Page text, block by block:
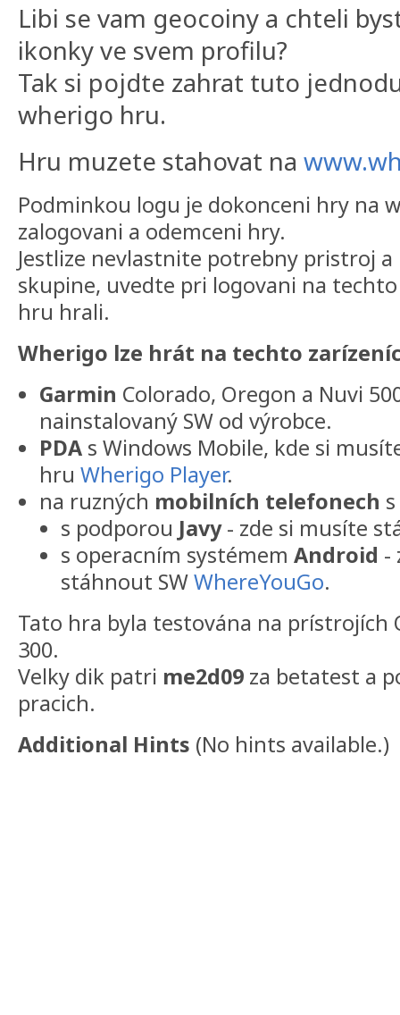
Libi se vam geocoiny a chteli
ikonky ve svem profilu?
Tak si pojdte zahrat tuto
wherigo hru.
Hru muzete stahovat na
Podminkou logu je dokonceni hry na
zalogovani a odemceni hry.
Jestlize nevlastnite potrebny pristroj
skupine, uvedte pri logovani na
hru hrali.
Wherigo lze hrát na techto
Garmin Colorado, Oregon a Nuvi
nainstalovaný SW od výrobce.
PDA s Windows Mobile, kde si
hru Wherigo Player.
na ruzných mobilních telefonech
s podporou Javy- zde si musíte
s operacním systémem Android -
stáhnout SWWhereYouGo.
Tato hra byla testována na prístrojích
300.
Velky dik patri me2d09 za betatest a
pracich.
Additional Hints (No hints available.)